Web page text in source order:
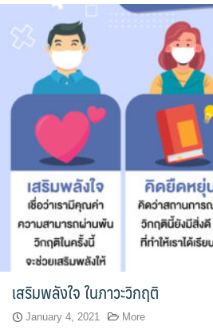
ปริญญาตรี
ผู้ปกครอง
พันธมิตร
รวมเรื่องขนมไทย
รายงานผลการดำเนินงาน
วารสารวัฒนธรรมอาหารไทย
วีดีโอแนะนำ
ศิษย์เก่า
เสริมพลังใจ ในภาวะวิกฤติ
January 4, 2021 More